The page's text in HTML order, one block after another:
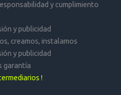
y cumplimiento
y publicidad
creamos, instalamos
y publicidad
garantía
!